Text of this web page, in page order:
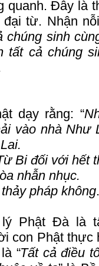
quanh. Đây là
từ. Nhận
chúng sinh
tất cả chúng
dạy rằng: “
vào nhà Như
Bi đối với hết
nhẫn nhục.
pháp không
lý Phật Đà là
con Phật thực
“Tất cả điều